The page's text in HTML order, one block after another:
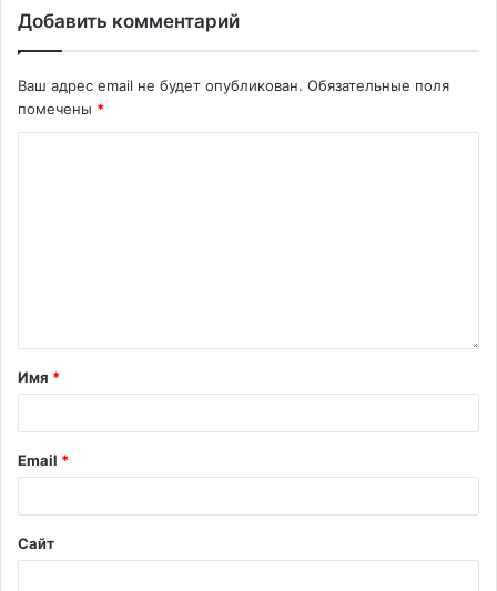
Добавить комментарий
Ваш адрес email не будет опубликован. Обязательные поля
помечены *
Имя *
Email *
Сайт